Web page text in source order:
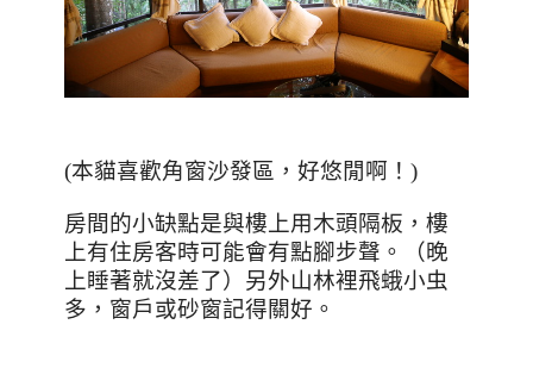
(本貓喜歡角窗沙發區，好悠閒啊！)
房間的小缺點是與樓上用木頭隔板，樓
上有住房客時可能會有點腳步聲。（晚
上睡著就沒差了）另外山林裡飛蛾小虫
多，窗戶或砂窗記得關好。